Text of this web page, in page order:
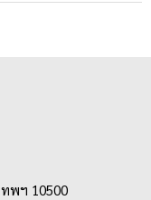
ทพฯ 10500